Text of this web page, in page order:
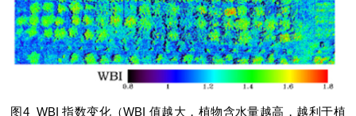
图4 WBI 指数变化（WBI 值越大，植物含水量越高，越利于植